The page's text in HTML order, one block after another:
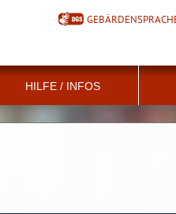
HILFE / INFOS